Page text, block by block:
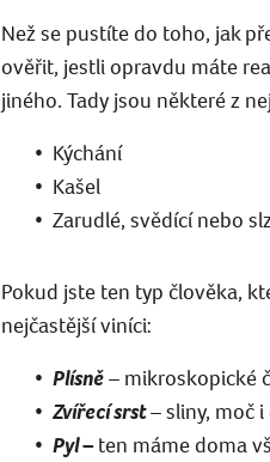
Než se pustíte do toho, jak
ověřit, jestli opravdu máte
jiného. Tady jsou některé z
Kýchání
Kašel
Zarudlé, svědící nebo
Pokud jste ten typ člověka,
nejčastější viníci:
Plísně– mikroskopické
Zvířecí srst– sliny, moč
Pyl –ten máme doma